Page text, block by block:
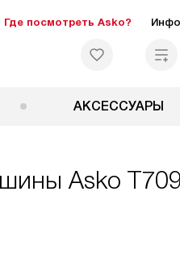
Где посмотреть Asko?
АКСЕССУАРЫ
Asko